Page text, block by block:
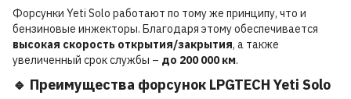
Форсунки Yeti Solo работают по тому же принципу, что и
бензиновые инжекторы. Благодаря этому обеспечивается
высокая скорость открытия/закрытия, а также
увеличенный срок службы – до 200 000 км.
🔹 Преимущества форсунок LPGTECH Yeti Solo